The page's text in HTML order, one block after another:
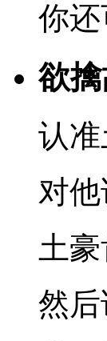
你
欲
认
对
土
然